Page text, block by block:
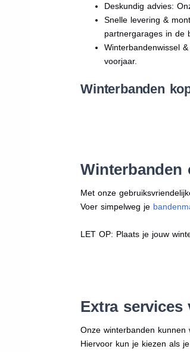
Deskundig advies:
Snelle levering &
partnergarages in de
Winterbandenwissel
voorjaar.
Winterbanden
Winterbanden
Met onze
Voer simpelweg je
LET OP: Plaats je jouw
Extra
Onze winterbanden
Hiervoor kun je kiezen als